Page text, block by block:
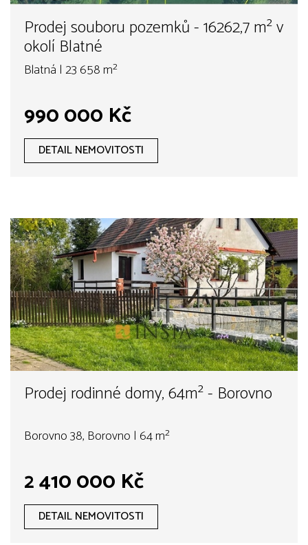
Prodej souboru pozemků - 16262,7 m² v
okolí Blatné
Blatná | 23 658 m²
990 000 Kč
DETAIL NEMOVITOSTI
Prodej rodinné domy, 64m² - Borovno
Borovno 38, Borovno | 64 m²
2 410 000 Kč
DETAIL NEMOVITOSTI